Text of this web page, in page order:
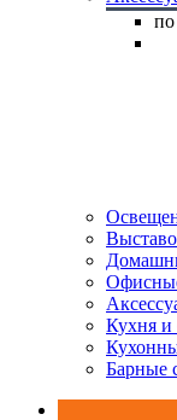
Кухня и
Барные